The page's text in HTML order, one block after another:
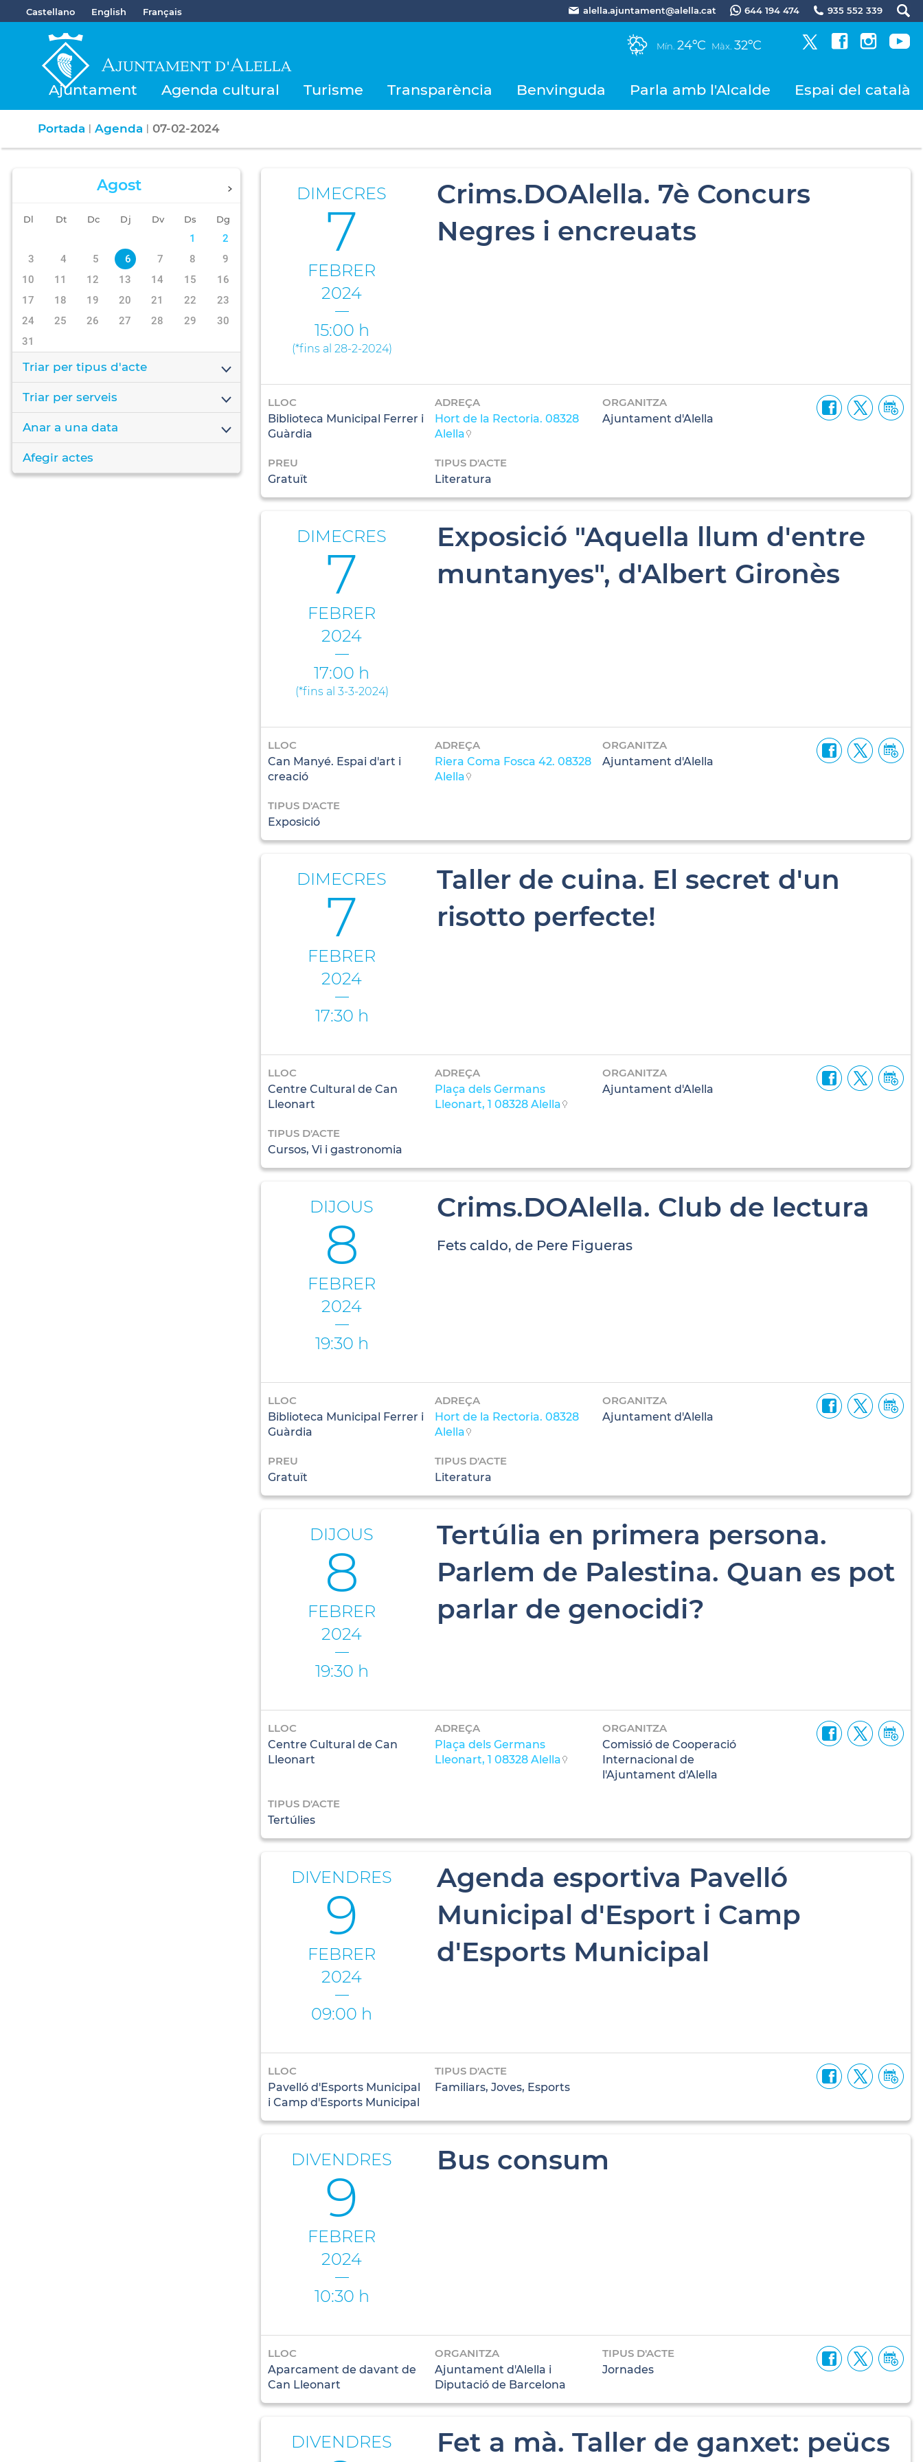
Castellano English Français alella.ajuntament@alella.cat 644 194 474 935 552 339
Mín. 24ºC Màx. 32ºC
Ajuntament Agenda cultural Turisme Transparència Benvinguda Parla amb l'Alcalde Espai del català
Portada | Agenda | 07-02-2024
Agost
Dl Dt Dc Dj Dv Ds Dg
1
2
3
4 5 6 7 8
9
10
11 12 13 14 15
16
17
18 19 20 21 22
23
24
25 26 27 28 29
30
31
Triar per tipus d'acte
Triar per serveis
Anar a una data
Afegir actes
DIMECRES
7
FEBRER
2024
15:00 h
(*fins al 28-2-2024)
Crims.DOAlella. 7è Concurs
Negres i encreuats
LLOC
Biblioteca Municipal Ferrer i
Guàrdia
ADREÇA
Hort de la Rectoria. 08328
Alella
ORGANITZA
Ajuntament d'Alella
PREU
Gratuït
TIPUS D'ACTE
Literatura
DIMECRES
7
FEBRER
2024
17:00 h
(*fins al 3-3-2024)
Exposició "Aquella llum d'entre
muntanyes", d'Albert Gironès
LLOC
Can Manyé. Espai d'art i
creació
ADREÇA
Riera Coma Fosca 42. 08328
Alella
ORGANITZA
Ajuntament d'Alella
TIPUS D'ACTE
Exposició
DIMECRES
7
FEBRER
2024
17:30 h
Taller de cuina. El secret d'un
risotto perfecte!
LLOC
Centre Cultural de Can
Lleonart
ADREÇA
Plaça dels Germans
Lleonart, 1 08328 Alella
ORGANITZA
Ajuntament d'Alella
TIPUS D'ACTE
Cursos, Vi i gastronomia
DIJOUS
8
FEBRER
2024
19:30 h
Crims.DOAlella. Club de lectura
Fets caldo, de Pere Figueras
LLOC
Biblioteca Municipal Ferrer i
Guàrdia
ADREÇA
Hort de la Rectoria. 08328
Alella
ORGANITZA
Ajuntament d'Alella
PREU
Gratuït
TIPUS D'ACTE
Literatura
DIJOUS
8
FEBRER
2024
19:30 h
Tertúlia en primera persona.
Parlem de Palestina. Quan es pot
parlar de genocidi?
LLOC
Centre Cultural de Can
Lleonart
ADREÇA
Plaça dels Germans
Lleonart, 1 08328 Alella
ORGANITZA
Comissió de Cooperació
Internacional de
l'Ajuntament d'Alella
TIPUS D'ACTE
Tertúlies
DIVENDRES
9
FEBRER
2024
09:00 h
Agenda esportiva Pavelló
Municipal d'Esport i Camp
d'Esports Municipal
LLOC
Pavelló d'Esports Municipal
i Camp d'Esports Municipal
TIPUS D'ACTE
Familiars, Joves, Esports
DIVENDRES
9
FEBRER
2024
10:30 h
Bus consum
LLOC
Aparcament de davant de
Can Lleonart
ORGANITZA
Ajuntament d'Alella i
Diputació de Barcelona
TIPUS D'ACTE
Jornades
DIVENDRES Fet a mà. Taller de ganxet: peücs